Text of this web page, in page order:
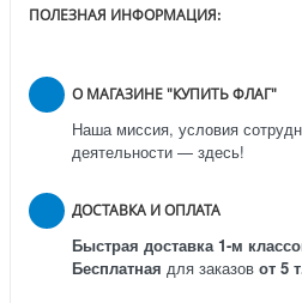
ПОЛЕЗНАЯ ИНФОРМАЦИЯ:
О МАГАЗИНЕ "КУПИТЬ ФЛАГ"
Наша миссия, условия
деятельности — здесь!
ДОСТАВКА И ОПЛАТА
Быстрая доставка 1-м
Бесплатная для заказов от 5